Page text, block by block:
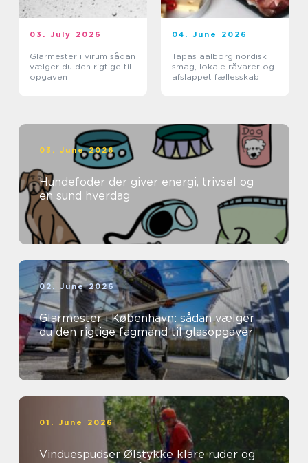
03. July 2026
Glarmester i virum sådan
vælger du den rigtige til
opgaven
04. June 2026
Tapas aalborg nordisk
smag, lokale råvarer og
afslappet fællesskab
03. June 2026
Hundefoder der giver energi, trivsel og
en sund hverdag
02. June 2026
Glarmester i København: sådan vælger
du den rigtige fagmand til glasopgaver
01. June 2026
Vinduespudser Ølstykke klare ruder og